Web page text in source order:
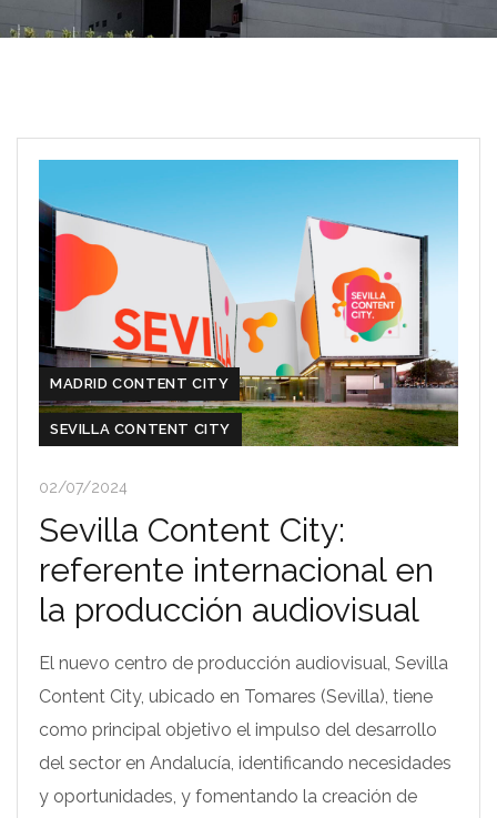
MADRID CONTENT CITY
SEVILLA CONTENT CITY
02/07/2024
Sevilla Content City:
referente internacional en
la producción audiovisual
El nuevo centro de producción audiovisual, Sevilla
Content City, ubicado en Tomares (Sevilla), tiene
como principal objetivo el impulso del desarrollo
del sector en Andalucía, identificando necesidades
y oportunidades, y fomentando la creación de